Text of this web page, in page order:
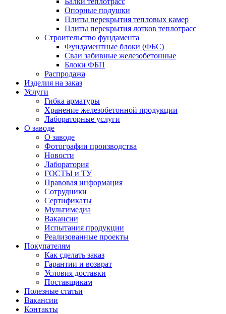
Опорные подушки
Плиты перекрытия тепловых камер
Плиты перекрытия лотков теплотрасс
Строительство фундамента
Фундаментные блоки (ФБС)
Сваи забивные железобетонные
Блоки ФБП
Распродажа
Изделия на заказ
Услуги
Гибка арматуры
Хранение железобетонной продукции
Лабораторные услуги
О заводе
О заводе
Фотографии производства
Новости
Лаборатория
ГОСТЫ и ТУ
Правовая информация
Сотрудники
Сертификаты
Мультимедиа
Вакансии
Испытания продукции
Реализованные проекты
Покупателям
Как сделать заказ
Гарантии и возврат
Условия доставки
Поставщикам
Полезные статьи
Вакансии
Контакты